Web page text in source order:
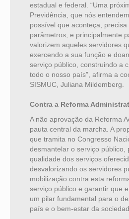
estadual e federal. “Uma
Previdência, que nós
possível que aconteça,
parâmetros, e principalmente
valorizem aqueles servidores
exercendo a sua função e
serviço público, construindo a
todo o nosso país”, afirma a
SISMUC, Juliana Mildemberg.
Contra a Reforma
A não aprovação da Reforma
pauta central da marcha. A
que tramita no Congresso
desmantelar o serviço público,
qualidade dos serviços
desvalorizando os servidores
mobilização contra esta
serviço público e garantir que
um pilar fundamental para o
país e o bem-estar da